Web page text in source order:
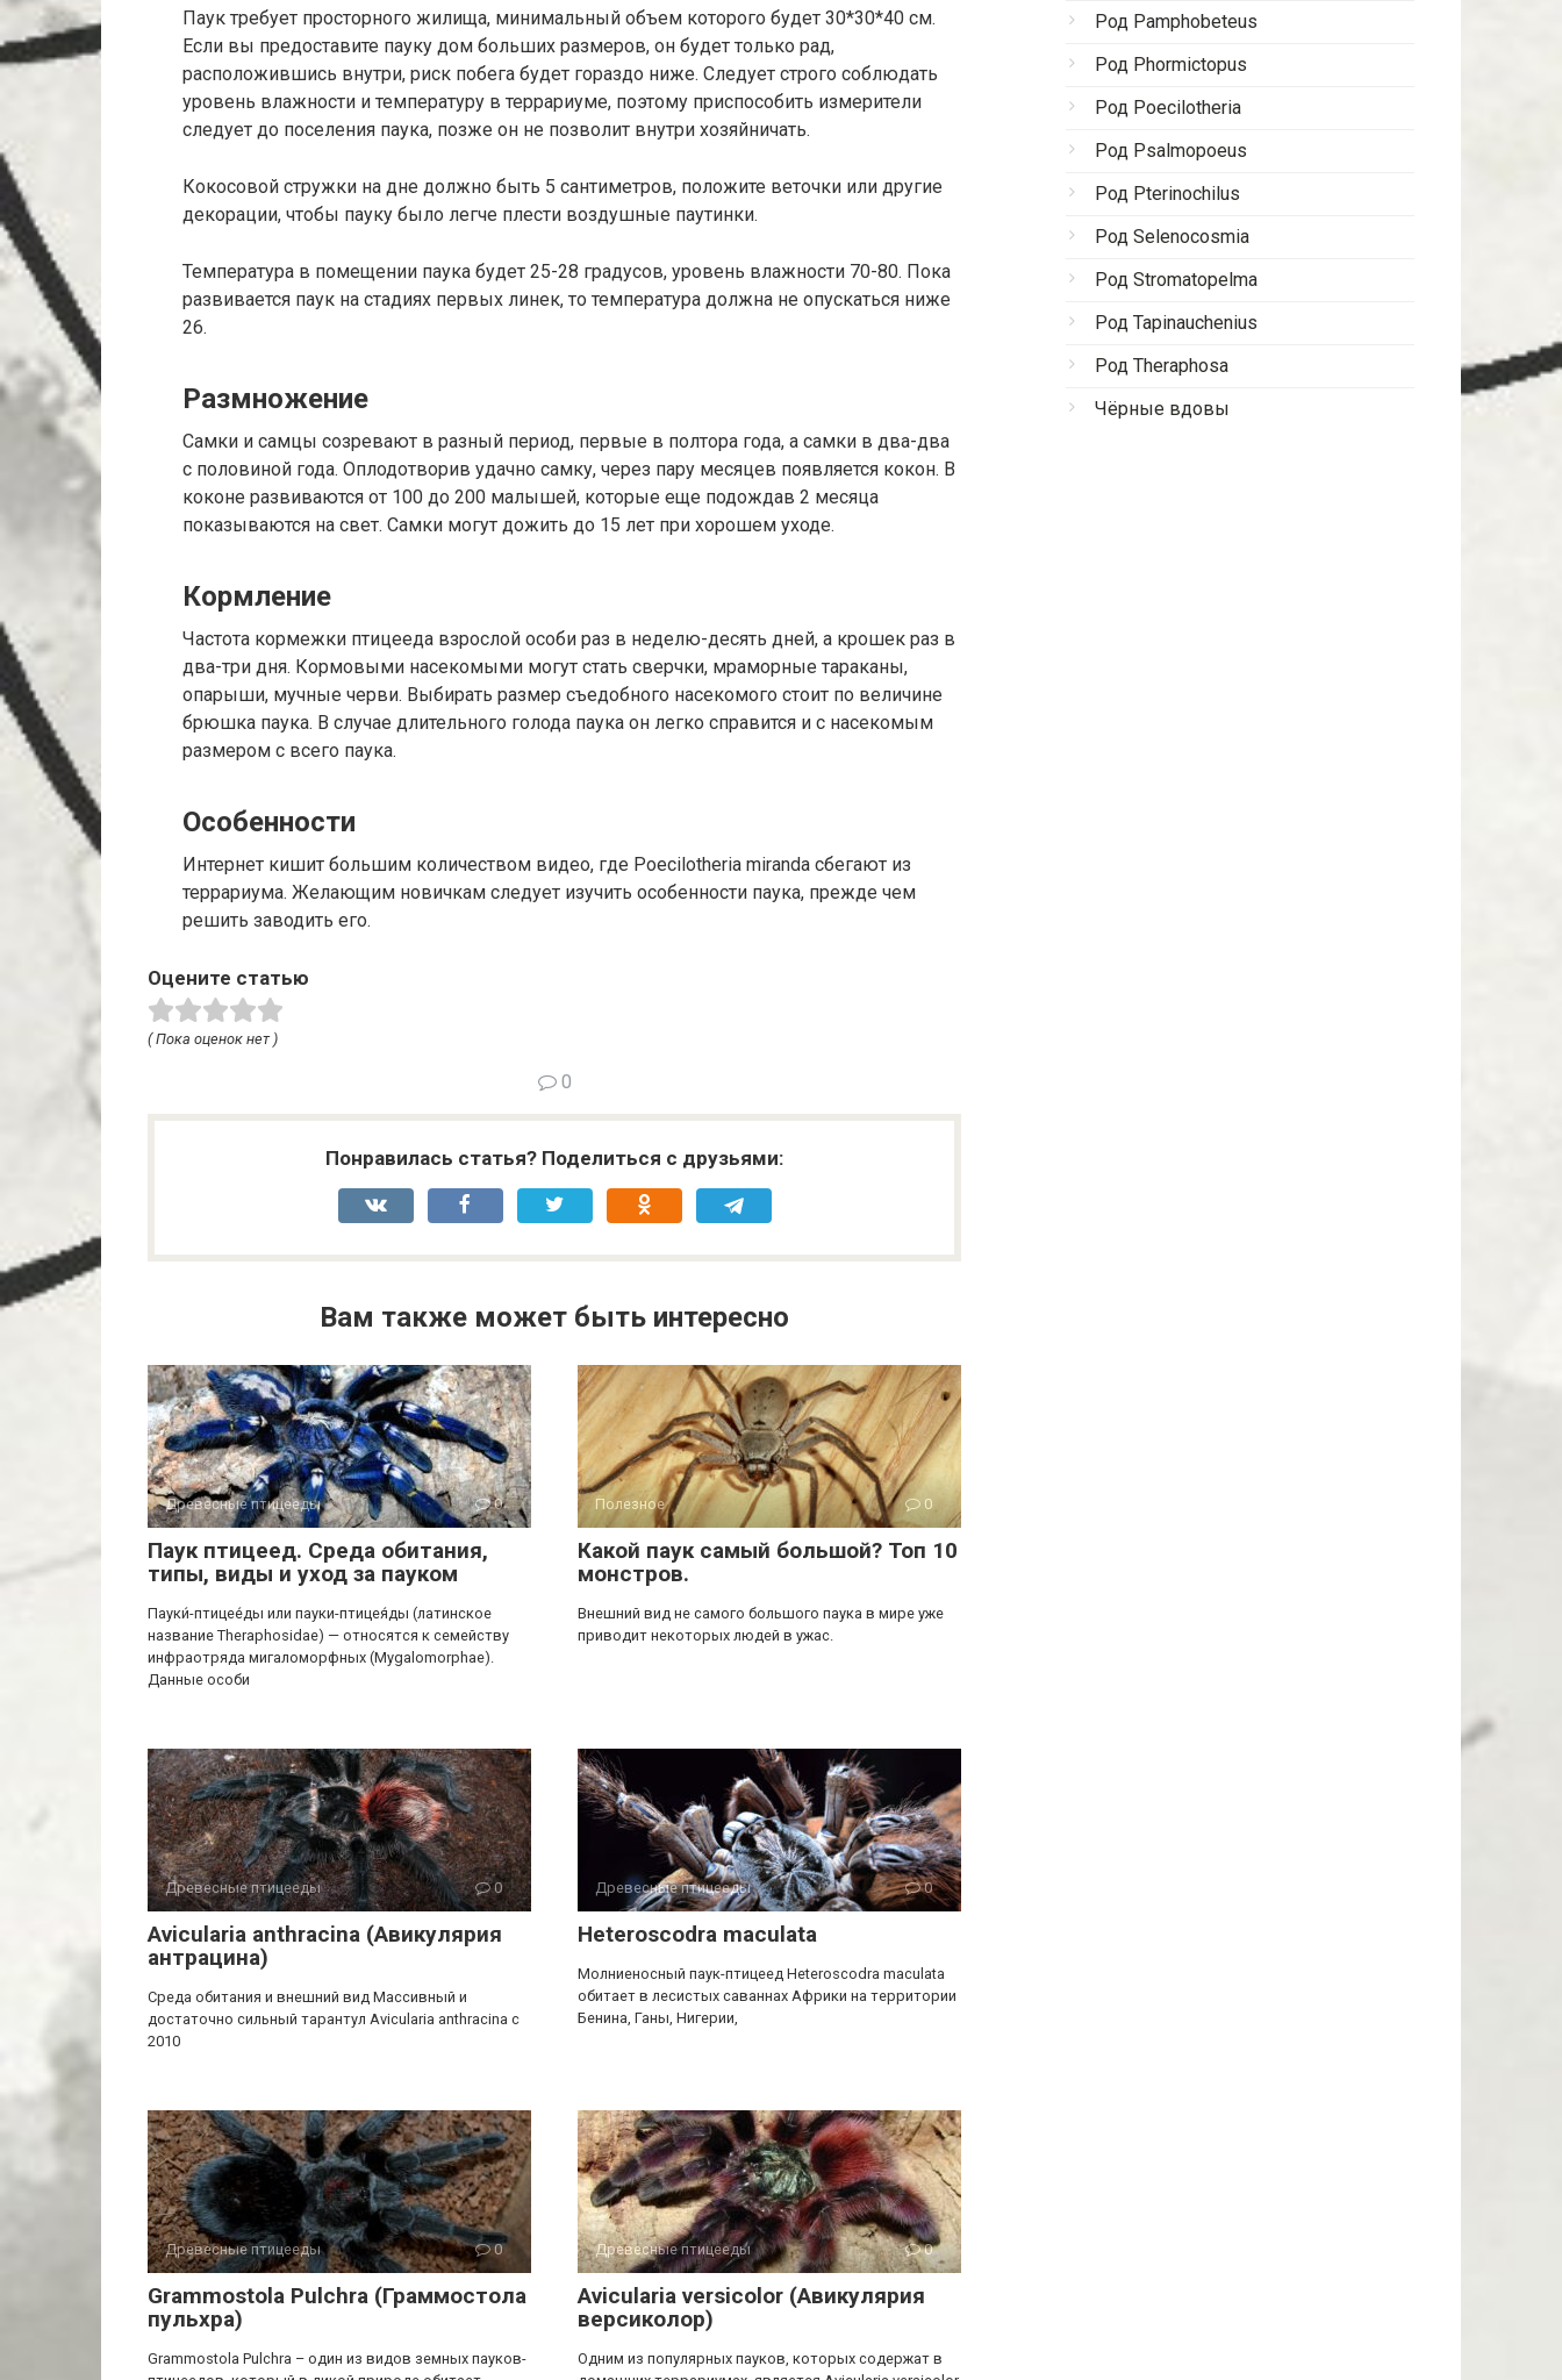
Паук требует просторного жилища, минимальный объем которого будет 30*30*40 см.
Если вы предоставите пауку дом больших размеров, он будет только рад,
расположившись внутри, риск побега будет гораздо ниже. Следует строго соблюдать
уровень влажности и температуру в террариуме, поэтому приспособить измерители
следует до поселения паука, позже он не позволит внутри хозяйничать.
Кокосовой стружки на дне должно быть 5 сантиметров, положите веточки или другие
декорации, чтобы пауку было легче плести воздушные паутинки.
Температура в помещении паука будет 25-28 градусов, уровень влажности 70-80. Пока
развивается паук на стадиях первых линек, то температура должна не опускаться ниже
26.
Размножение
Самки и самцы созревают в разный период, первые в полтора года, а самки в два-два
с половиной года. Оплодотворив удачно самку, через пару месяцев появляется кокон. В
коконе развиваются от 100 до 200 малышей, которые еще подождав 2 месяца
показываются на свет. Самки могут дожить до 15 лет при хорошем уходе.
Кормление
Частота кормежки птицееда взрослой особи раз в неделю-десять дней, а крошек раз в
два-три дня. Кормовыми насекомыми могут стать сверчки, мраморные тараканы,
опарыши, мучные черви. Выбирать размер съедобного насекомого стоит по величине
брюшка паука. В случае длительного голода паука он легко справится и с насекомым
размером с всего паука.
Особенности
Интернет кишит большим количеством видео, где Poecilotheria miranda сбегают из
террариума. Желающим новичкам следует изучить особенности паука, прежде чем
решить заводить его.
Оцените статью
( Пока оценок нет )
0
Понравилась статья? Поделиться с друзьями:
Вам также может быть интересно
Древесные птицееды 0
Паук птицеед. Среда обитания,
типы, виды и уход за пауком
Пауки́-птицее́ды или пауки-птицея́ды (латинское
название Theraphosidae) — относятся к семейству
инфраотряда мигаломорфных (Mygalomorphae).
Данные особи
Полезное 0
Какой паук самый большой? Топ 10
монстров.
Внешний вид не самого большого паука в мире уже
приводит некоторых людей в ужас.
Древесные птицееды 0
Avicularia anthracina (Авикулярия
антрацина)
Среда обитания и внешний вид Массивный и
достаточно сильный тарантул Avicularia anthracina c
2010
Древесные птицееды 0
Heteroscodra maculata
Молниеносный паук-птицеед Heteroscodra maculata
обитает в лесистых саваннах Африки на территории
Бенина, Ганы, Нигерии,
Древесные птицееды 0
Grammostola Pulchra (Граммостола
пульхра)
Grammostola Pulchra – один из видов земных пауков-
Древесные птицееды 0
Avicularia versicolor (Авикулярия
версиколор)
Одним из популярных пауков, которых содержат в
Род Pamphobeteus
Род Phormictopus
Род Poecilotheria
Род Psalmopoeus
Род Pterinochilus
Род Selenocosmia
Род Stromatopelma
Род Tapinauchenius
Род Theraphosa
Чёрные вдовы